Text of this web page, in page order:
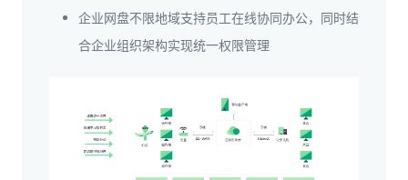
企业网盘不限地域支持员工在线协同办公，同时结
合企业组织架构实现统一权限管理